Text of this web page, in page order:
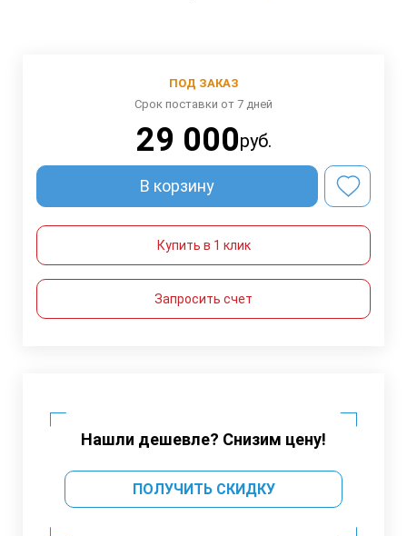
ПОД ЗАКАЗ
Срок поставки от 7 дней
29 000руб.
В корзину
Купить в 1 клик
Запросить счет
Нашли дешевле? Снизим цену!
ПОЛУЧИТЬ СКИДКУ